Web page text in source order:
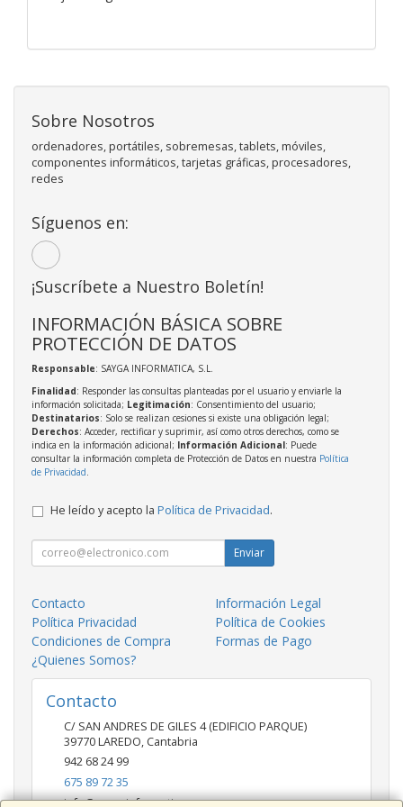
Sobre Nosotros
ordenadores, portátiles, sobremesas, tablets, móviles,
componentes informáticos, tarjetas gráficas, procesadores,
redes
Síguenos en:
¡Suscríbete a Nuestro Boletín!
INFORMACIÓN BÁSICA SOBRE
PROTECCIÓN DE DATOS
Responsable: SAYGA INFORMATICA, S.L.
Finalidad: Responder las consultas planteadas por el usuario y enviarle la
información solicitada; Legitimación: Consentimiento del usuario;
Destinatarios: Solo se realizan cesiones si existe una obligación legal;
Derechos: Acceder, rectificar y suprimir, así como otros derechos, como se
indica en la información adicional; Información Adicional: Puede
consultar la información completa de Protección de Datos en nuestra Política
de Privacidad
He leído y acepto la Política de Privacidad.
Enviar
Contacto
Información Legal
Política Privacidad
Política de Cookies
Condiciones de Compra
Formas de Pago
¿Quienes Somos?
Contacto
C/ SAN ANDRES DE GILES 4 (EDIFICIO PARQUE)
39770LAREDO, Cantabria
942 68 24 99
675 89 72 35
info@saygainformatica.com